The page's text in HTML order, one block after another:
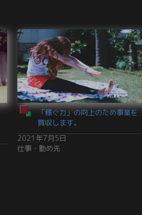
「稼ぐ力」の向上のため事業を
買収します。
2021年7月5日
仕事・勤め先